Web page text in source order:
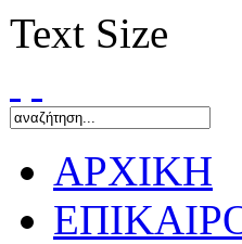
Text Size
ΑΡΧΙΚΗ